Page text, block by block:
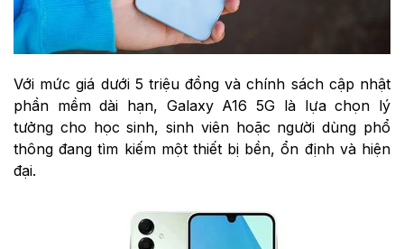
Với mức giá dưới 5 triệu đồng và chính sách cập nhật
phần mềm dài hạn, Galaxy A16 5G là lựa chọn lý
tưởng cho học sinh, sinh viên hoặc người dùng phổ
thông đang tìm kiếm một thiết bị bền, ổn định và hiện
đại.